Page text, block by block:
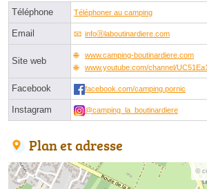
Téléphone Téléphoner au camping
Email infoⓐlaboutinardiere.com
Site web
www.camping-boutinardiere.com
www.youtube.com/channel/
Facebook facebook.com/camping.pornic
Instagram @camping_la_boutinardiere
Plan et adresse
©